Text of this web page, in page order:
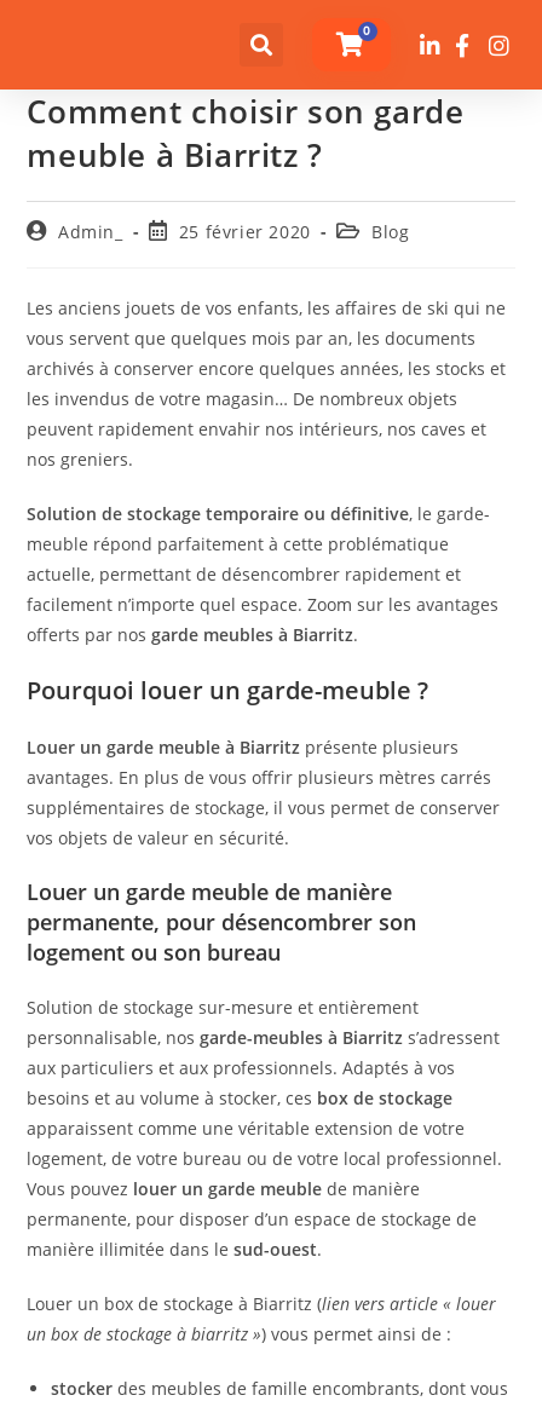
0
Comment choisir son garde
meuble à Biarritz ?
Admin_ 25 février 2020 Blog
Les anciens jouets de vos enfants, les affaires de ski qui ne
vous servent que quelques mois par an, les documents
archivés à conserver encore quelques années, les stocks et
les invendus de votre magasin… De nombreux objets
peuvent rapidement envahir nos intérieurs, nos caves et
nos greniers.
Solution de stockage temporaire ou définitive, le garde-
meuble répond parfaitement à cette problématique
actuelle, permettant de désencombrer rapidement et
facilement n’importe quel espace. Zoom sur les avantages
offerts par nosgarde meubles à Biarritz.
Pourquoi louer un garde-meuble ?
Louer un garde meuble à Biarritz présente plusieurs
avantages. En plus de vous offrir plusieurs mètres carrés
supplémentaires de stockage, il vous permet de conserver
vos objets de valeur en sécurité.
Louer un garde meuble de manière
permanente, pour désencombrer son
logement ou son bureau
Solution de stockage sur-mesure et entièrement
personnalisable, nosgarde-meubles à Biarritz s’adressent
aux particuliers et aux professionnels. Adaptés à vos
besoins et au volume à stocker, ces box de stockage
apparaissent comme une véritable extension de votre
logement, de votre bureau ou de votre local professionnel.
Vous pouvez louer un garde meuble de manière
permanente, pour disposer d’un espace de stockage de
manière illimitée dans lesud-ouest.
Louer un box de stockage à Biarritz (lien vers article « louer
un box de stockage à biarritz ») vous permet ainsi de :
stocker des meubles de famille encombrants, dont vous